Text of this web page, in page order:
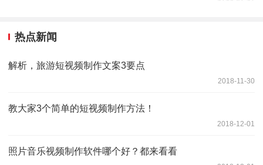
热点新闻
解析，旅游短视频制作文案3要点
2018-11-30
教大家3个简单的短视频制作方法！
2018-12-01
照片音乐视频制作软件哪个好？都来看看